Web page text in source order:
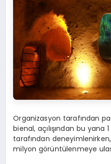
Organizasyon tarafından
bienal, açılışından bu yana
tarafından
milyon görüntülenmeye